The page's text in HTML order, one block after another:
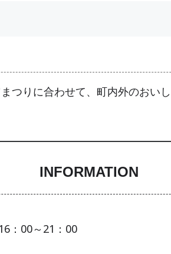
つりに合わせて、町内外のおい
INFORMATION
：00～21：00